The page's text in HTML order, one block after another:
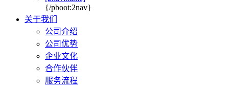
{/pboot:2nav}
关于我们
公司介绍
公司优势
企业文化
合作伙伴
服务流程